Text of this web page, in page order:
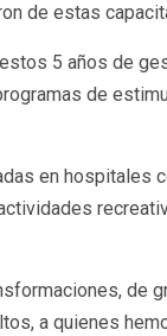
de estas
5 años de
de
en hospitales
de
a quienes